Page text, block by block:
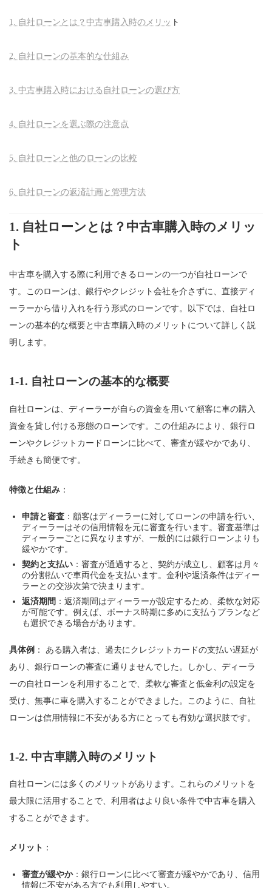
1. 自社ローンとは？中古車購入時のメリッ ト
2. 自社ローンの基本的な仕組み
3. 中古車購入時における自社ローンの選び方
4. 自社ローンを選ぶ際の注意点
5. 自社ローンと他のローンの比較
6. 自社ローンの返済計画と管理方法
1. 自社ローンとは？中古車購入時のメリッ
ト
中古車を購入する際に利用できるローンの一つが自社ローンで
す。このローンは、銀行やクレジット会社を介さずに、直接ディ
ーラーから借り入れを行う形式のローンです。以下では、自社ロ
ーンの基本的な概要と中古車購入時のメリットについて詳しく説
明します。
1-1. 自社ローンの基本的な概要
自社ローンは、ディーラーが自らの資金を用いて顧客に車の購入
資金を貸し付ける形態のローンです。この仕組みにより、銀行ロ
ーンやクレジットカードローンに比べて、審査が緩やかであり、
手続きも簡便です。
特徴と仕組み ：
申請と審査 ：顧客はディーラーに対してローンの申請を行い、
ディーラーはその信用情報を元に審査を行います。審査基準は
ディーラーごとに異なりますが、一般的には銀行ローンよりも
緩やかです。
契約と支払い ：審査が通過すると、契約が成立し、顧客は月々
の分割払いで車両代金を支払います。金利や返済条件はディー
ラーとの交渉次第で決まります。
返済期間 ：返済期間はディーラーが設定するため、柔軟な対応
が可能です。例えば、ボーナス時期に多めに支払うプランなど
も選択できる場合があります。
具体例 ： ある購入者は、過去にクレジットカードの支払い遅延が
あり、銀行ローンの審査に通りませんでした。しかし、ディーラ
ーの自社ローンを利用することで、柔軟な審査と低金利の設定を
受け、無事に車を購入することができました。このように、自社
ローンは信用情報に不安がある方にとっても有効な選択肢です。
1-2. 中古車購入時のメリット
自社ローンには多くのメリットがあります。これらのメリットを
最大限に活用することで、利用者はより良い条件で中古車を購入
することができます。
メリット ：
審査が緩やか：銀行ローンに比べて審査が緩やかであり、信用
情報に不安がある方でも利用しやすい。